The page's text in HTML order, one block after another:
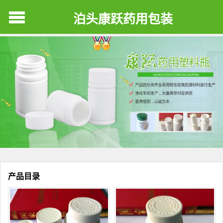
泊头康跃药用包装
产品目录